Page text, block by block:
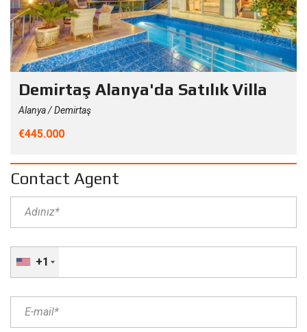
Demirtaş Alanya'da Satılık Villa
Alanya / Demirtaş
€445.000
Contact Agent
+1